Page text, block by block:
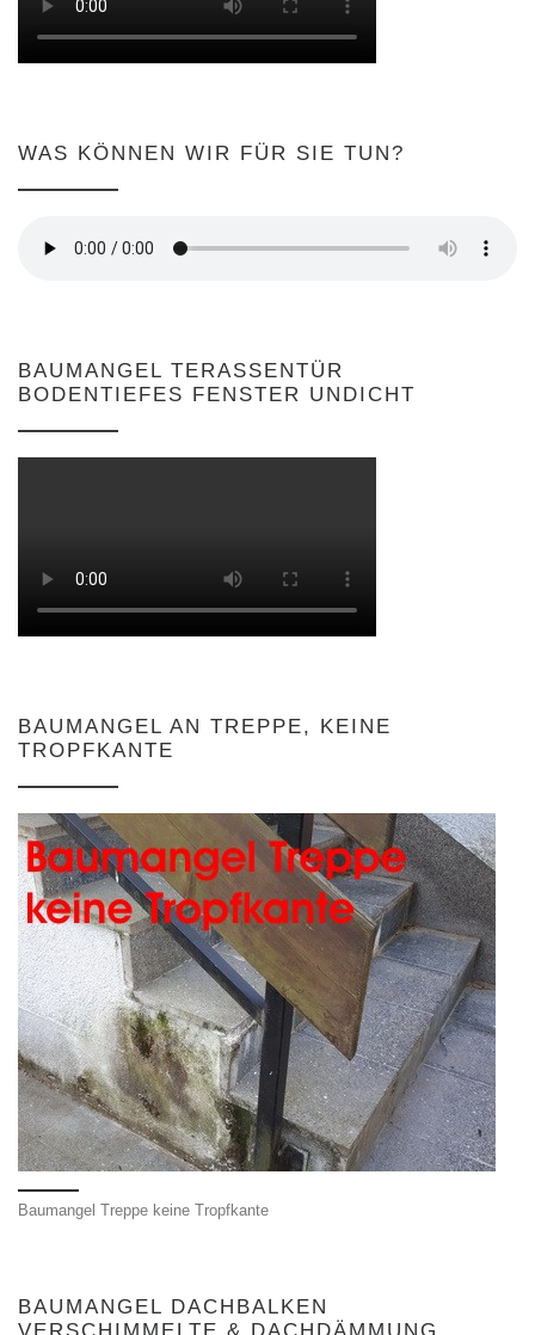
WAS KÖNNEN WIR FÜR SIE TUN?
BAUMANGEL TERASSENTÜR
BODENTIEFES FENSTER UNDICHT
BAUMANGEL AN TREPPE, KEINE
TROPFKANTE
Baumangel Treppe keine Tropfkante
BAUMANGEL DACHBALKEN